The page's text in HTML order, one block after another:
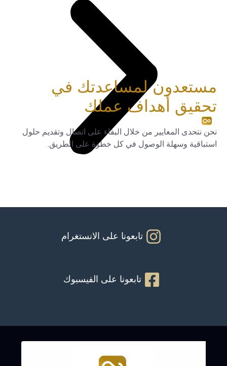
مستعدون لمساعدتك في
تحقيق أهداف عملك
نحن نتحدى المعايير من خلال البقاء على اتصال وتقديم حلول
استباقية وسهلة الوصول في كل خطوة على الطريق.
تابعونا على الانستغرام
تابعونا على الفيسبوك